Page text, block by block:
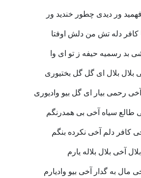
ور دیدی چطور خندید ور
کافر دله تش من دلش اوفتا
بد رسمیه حیفه ز تو ای وا
بلال بلال ای گل گل بختیوری
رحمی بیار ای گل بیو وادیوری
طالع سیاه آخی بی همدرنگم
کافر دلم آخی نکرده بنگم
آخی بلال بلاله یارم
مال به گدار آخی بیو وادیارم